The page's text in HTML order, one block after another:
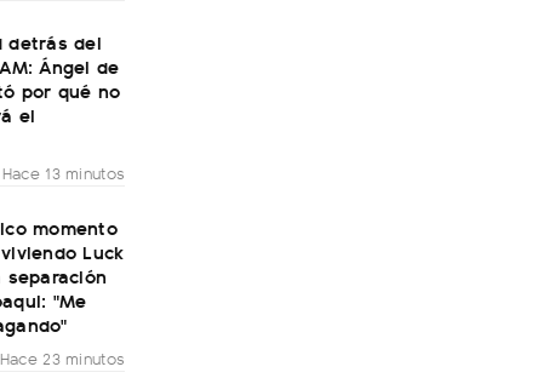
detrás del
Ángel de
por qué no
el
Hace 13 minutos
momento
Luck
separación
"Me
Hace 23 minutos